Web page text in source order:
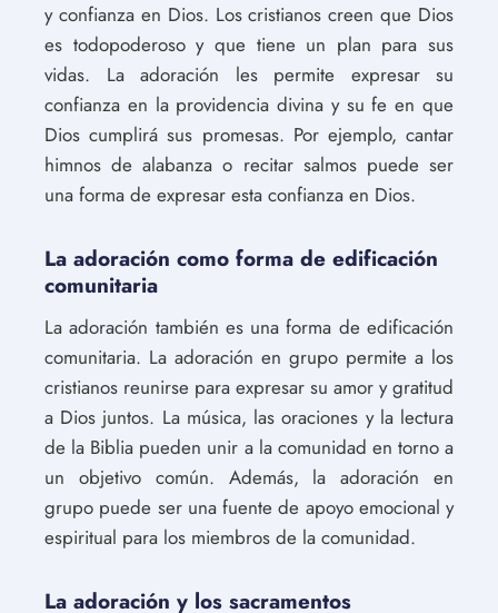
y confianza en Dios. Los cristianos creen que Dios
es todopoderoso y que tiene un plan para sus
vidas. La adoración les permite expresar su
confianza en la providencia divina y su fe en que
Dios cumplirá sus promesas. Por ejemplo, cantar
himnos de alabanza o recitar salmos puede ser
una forma de expresar esta confianza en Dios.
La adoración como forma de edificación
comunitaria
La adoración también es una forma de edificación
comunitaria. La adoración en grupo permite a los
cristianos reunirse para expresar su amor y gratitud
a Dios juntos. La música, las oraciones y la lectura
de la Biblia pueden unir a la comunidad en torno a
un objetivo común. Además, la adoración en
grupo puede ser una fuente de apoyo emocional y
espiritual para los miembros de la comunidad.
La adoración y los sacramentos